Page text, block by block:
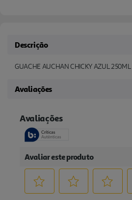
Descrição
GUACHE AUCHAN CHICKY AZUL 250ML
Avaliações